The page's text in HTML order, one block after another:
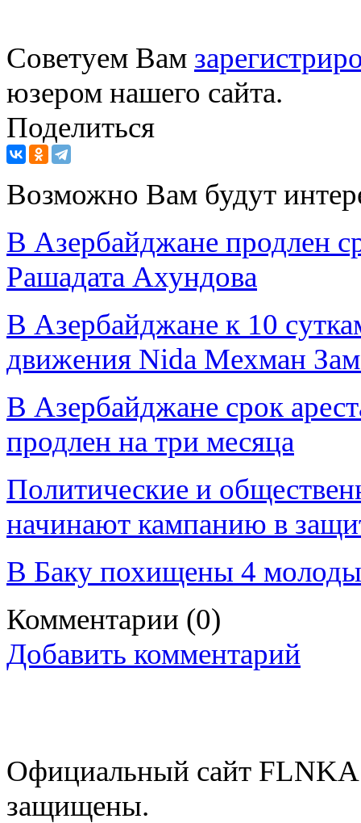
Советуем Вам
юзером нашего сайта.
Поделиться
Возможно Вам будут
В Азербайджане продлен
Рашадата Ахундова
В Азербайджане к 10
движения Nida Мехман
В Азербайджане срок
продлен на три месяца
Политические и
начинают кампанию в
В Баку похищены 4
Комментарии (0)
Добавить комментарий
Официальный сайт
защищены.